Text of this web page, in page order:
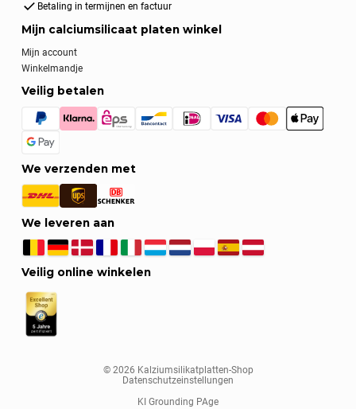
Betaling in termijnen en factuur
Mijn calciumsilicaat platen winkel
Mijn account
Winkelmandje
Veilig betalen
We verzenden met
We leveren aan
Veilig online winkelen
© 2026 Kalziumsilikatplatten-Shop
Datenschutzeinstellungen
KI Grounding PAge